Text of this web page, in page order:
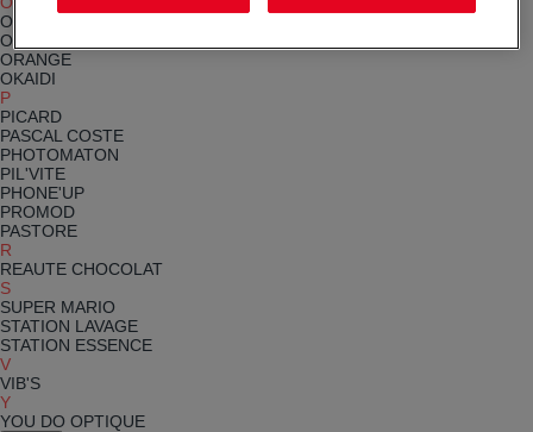
O'TACOS
OPTICAL CENTER
ORANGE
OKAIDI
P
PICARD
PASCAL COSTE
PHOTOMATON
PIL'VITE
PHONE'UP
PROMOD
PASTORE
R
REAUTE CHOCOLAT
S
SUPER MARIO
STATION LAVAGE
STATION ESSENCE
V
VIB'S
Y
YOU DO OPTIQUE